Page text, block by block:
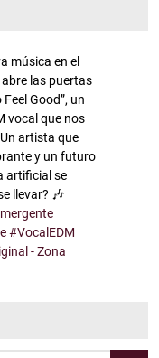
música en el
las puertas
Good”, un
vocal que nos
artista que
y un futuro
artificial se
llevar? 🎶
#VocalEDM
- Zona